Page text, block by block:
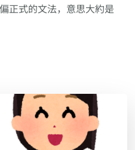
正式的文法，意思大約是